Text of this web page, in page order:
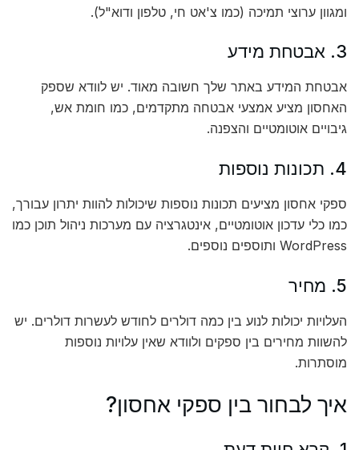
ומגוון ערוצי תמיכה (כמו צ'אט חי, טלפון ודוא"ל).
3. אבטחת מידע
אבטחת המידע באתר שלך חשובה מאוד. יש לוודא שספק
האחסון מציע אמצעי אבטחה מתקדמים, כמו חומת אש,
גיבויים אוטומטיים והצפנה.
4. תכונות נוספות
ספקי אחסון מציעים תכונות נוספות שיכולות להוות יתרון עבורך,
כמו כלי עדכון אוטומטיים, אינטגרציה עם מערכות ניהול תוכן כמו
WordPress ותוספים נוספים.
5. מחיר
העלויות יכולות לנוע בין כמה דולרים לחודש לעשרות דולרים. יש
להשוות מחירים בין ספקים ולוודא שאין עלויות נוספות
מוסתרות.
איך לבחור בין ספקי אחסון?